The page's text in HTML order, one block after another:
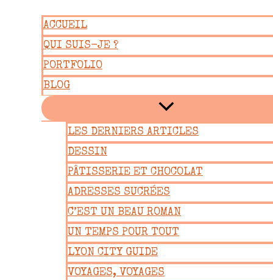
contenu
ACCUEIL
QUI SUIS-JE ?
PORTFOLIO
BLOG
LES DERNIERS ARTICLES
DESSIN
PÂTISSERIE ET CHOCOLAT
ADRESSES SUCRÉES
C’EST UN BEAU ROMAN
UN TEMPS POUR TOUT
LYON CITY GUIDE
VOYAGES, VOYAGES